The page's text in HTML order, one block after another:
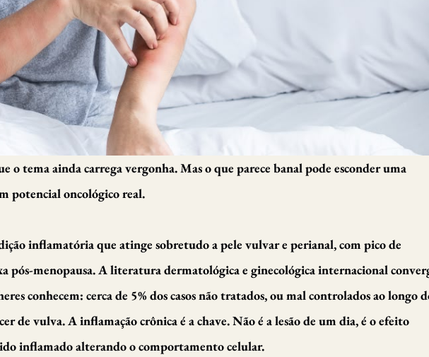
o tema ainda carrega vergonha. Mas o que parece banal pode esconder uma
potencial oncológico real.
inflamatória que atinge sobretudo a pele vulvar e perianal, com pico de
pós-menopausa. A literatura dermatológica e ginecológica internacional
conhecem: cerca de 5% dos casos não tratados, ou mal controlados ao longo
de vulva. A inflamação crônica é a chave. Não é a lesão de um dia, é o efeito
inflamado alterando o comportamento celular.